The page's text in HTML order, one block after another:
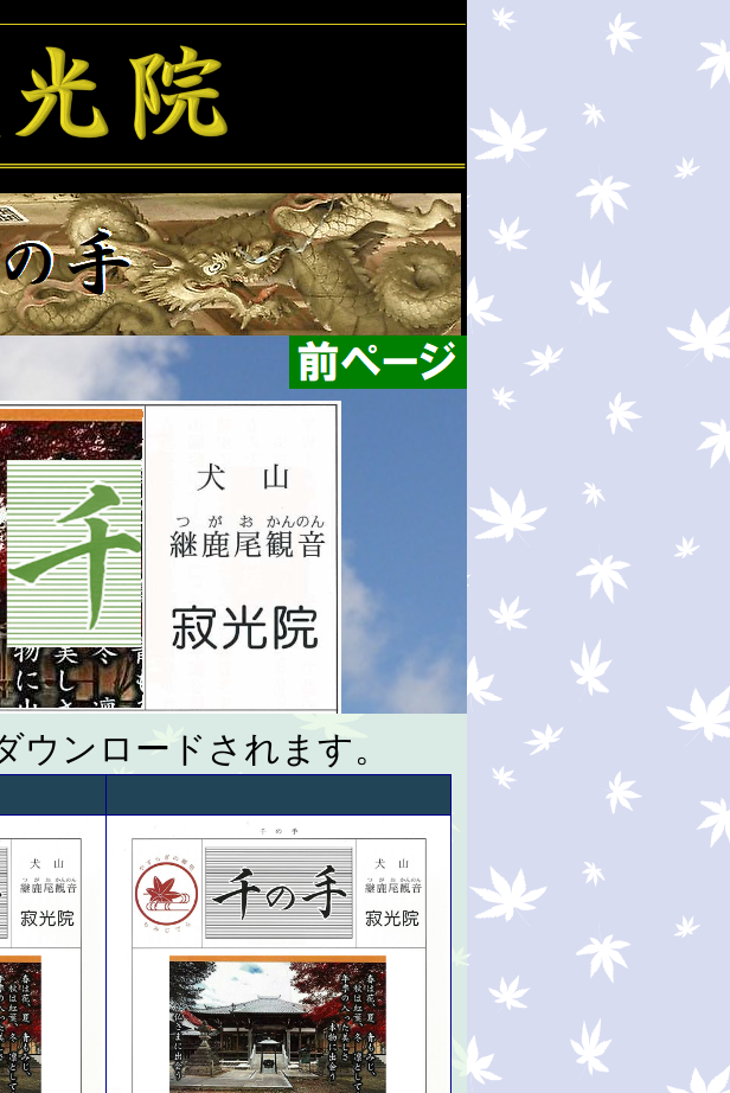
ウンロードされます。